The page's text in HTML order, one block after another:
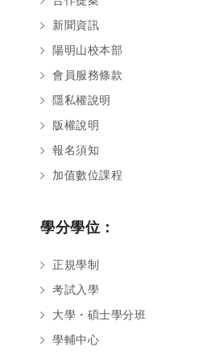
新聞資訊
陽明山校本部
會員服務條款
隱私權說明
版權說明
報名須知
加值數位課程
學分學位：
正規學制
考試入學
大學・碩士學分班
學輔中心